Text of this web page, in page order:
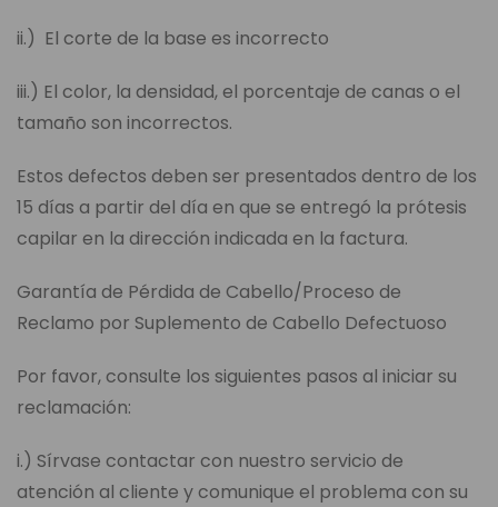
ii.) El corte de la base es incorrecto
iii.) El color, la densidad, el porcentaje de canas o el
tamaño son incorrectos.
Estos defectos deben ser presentados dentro de los
15 días a partir del día en que se entregó la prótesis
capilar en la dirección indicada en la factura.
Garantía de Pérdida de Cabello/Proceso de
Reclamo por Suplemento de Cabello Defectuoso
Por favor, consulte los siguientes pasos al iniciar su
reclamación:
i.) Sírvase contactar con nuestro servicio de
atención al cliente y comunique el problema con su